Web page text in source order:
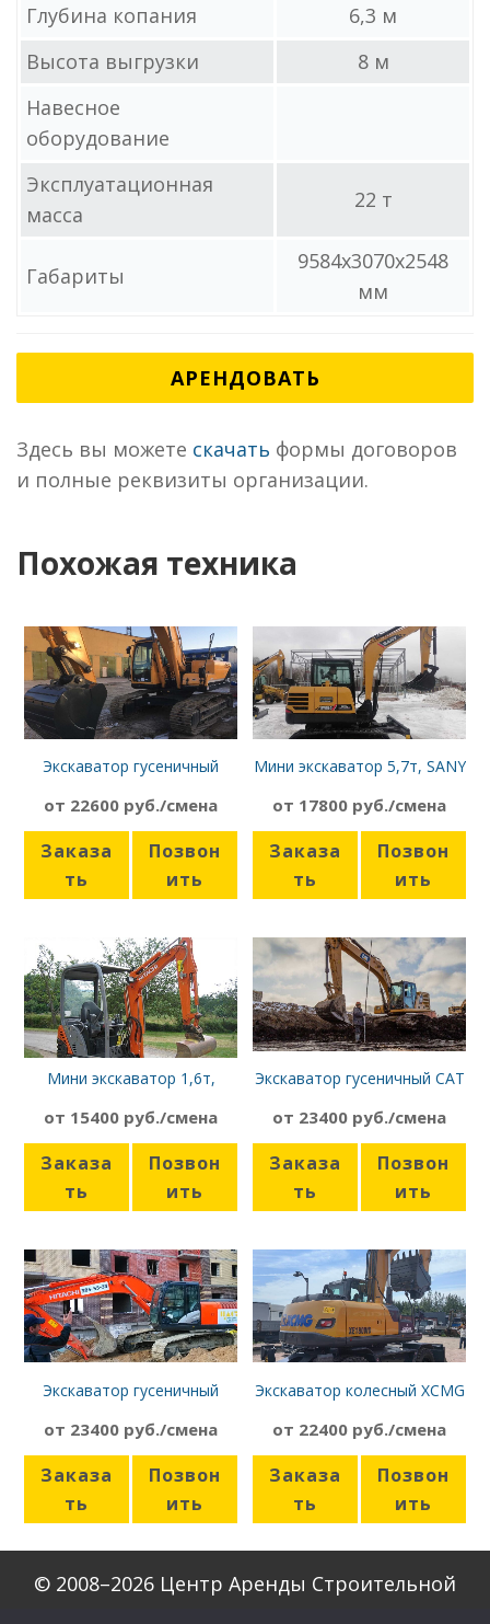
Глубина копания
6,3 м
Высота выгрузки
8 м
Навесное
оборудование
Эксплуатационная
масса
22 т
Габариты
9584x3070x2548
мм
АРЕНДОВАТЬ
Здесь вы можете скачать формы договоров
и полные реквизиты организации.
Похожая техника
Экскаватор гусеничный
от 22600 руб./смена
Заказа
ть
Позвон
ить
Мини экскаватор 5,7т, SANY
от 17800 руб./смена
Заказа
ть
Позвон
ить
Мини экскаватор 1,6т,
от 15400 руб./смена
Заказа
ть
Позвон
ить
Экскаватор гусеничный CAT
от 23400 руб./смена
Заказа
ть
Позвон
ить
Экскаватор гусеничный
от 23400 руб./смена
Заказа
ть
Позвон
ить
Экскаватор колесный XCMG
от 22400 руб./смена
Заказа
ть
Позвон
ить
© 2008–2026 Центр Аренды Строительной